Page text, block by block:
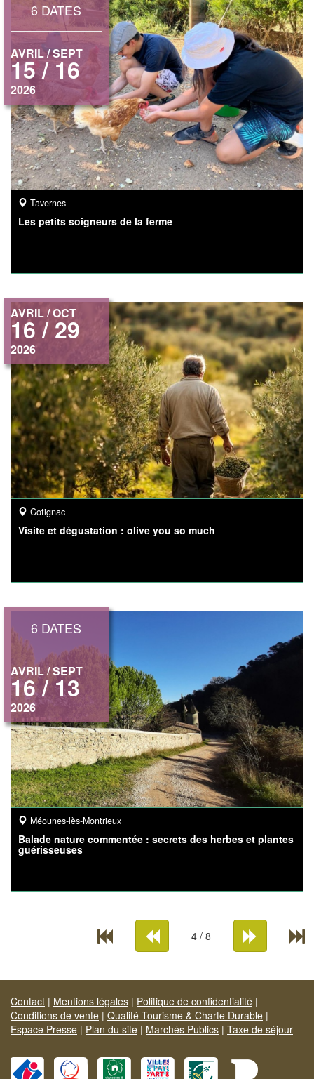
6 DATES
AVRIL / SEPT
15 / 16
2026
Tavernes
Les petits soigneurs de la ferme
AVRIL / OCT
16 / 29
2026
Cotignac
Visite et dégustation : olive you so much
6 DATES
AVRIL / SEPT
16 / 13
2026
Méounes-lès-Montrieux
Balade nature commentée : secrets des herbes et plantes
guérisseuses
4 / 8
Contact | Mentions légales | Politique de confidentialité |
Conditions de vente | Qualité Tourisme & Charte Durable |
Espace Presse | Plan du site | Marchés Publics | Taxe de séjour